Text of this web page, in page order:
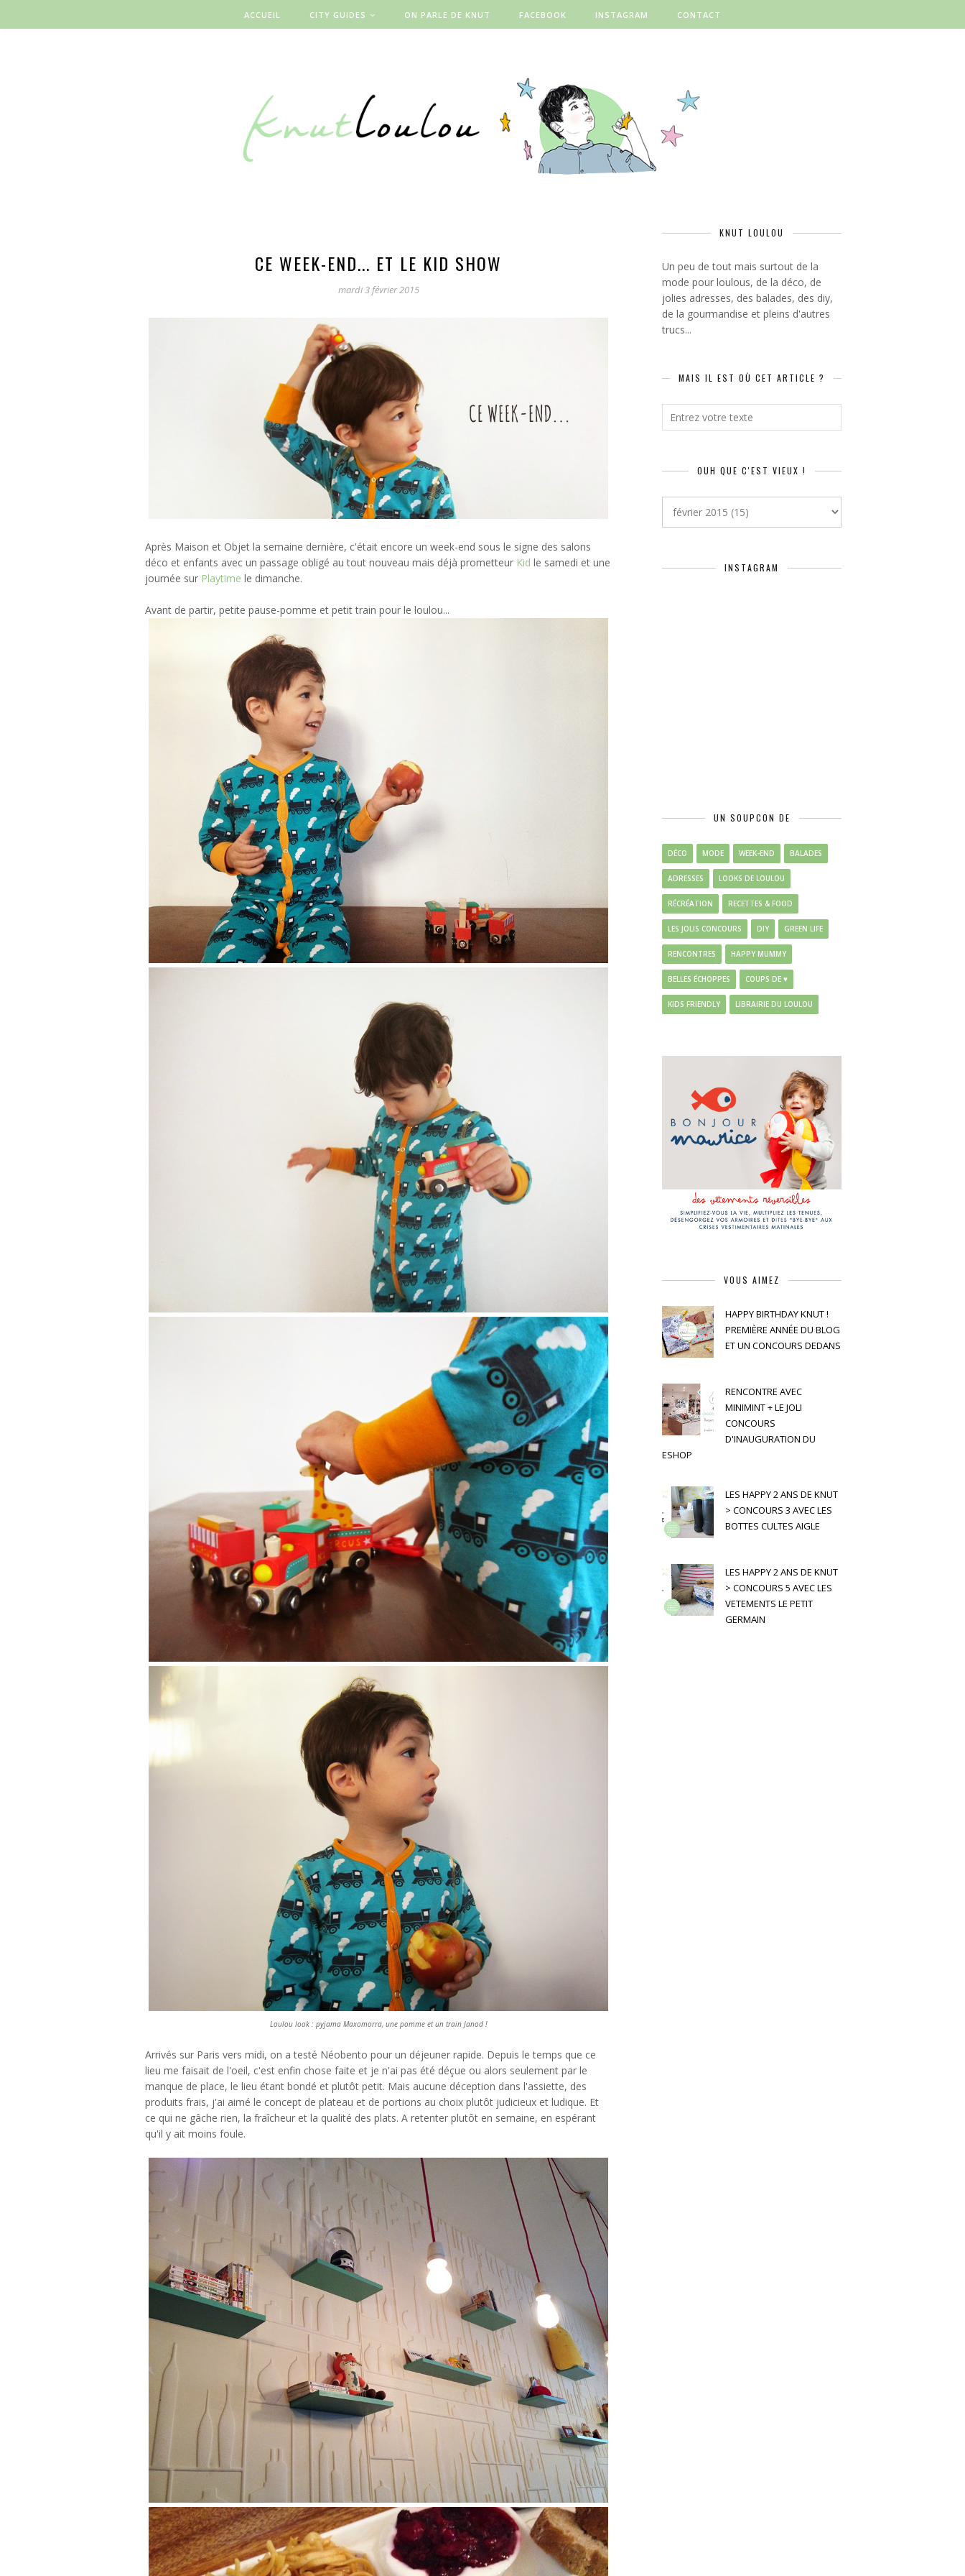
ACCUEIL CITY GUIDES ON PARLE DE KNUT FACEBOOK INSTAGRAM CONTACT
CE WEEK-END... ET LE KID SHOW
mardi 3 février 2015
Après Maison et Objet la semaine dernière, c'était encore un week-end sous le signe des salons
déco et enfants avec un passage obligé au tout nouveau mais déjà prometteur Kid le samedi et une
journée sur Playtime le dimanche.
Avant de partir, petite pause-pomme et petit train pour le loulou...
Loulou look : pyjama Maxomorra, une pomme et un train Janod !
Arrivés sur Paris vers midi, on a testé Néobento pour un déjeuner rapide. Depuis le temps que ce
lieu me faisait de l'oeil, c'est enfin chose faite et je n'ai pas été déçue ou alors seulement par le
manque de place, le lieu étant bondé et plutôt petit. Mais aucune déception dans l'assiette, des
produits frais, j'ai aimé le concept de plateau et de portions au choix plutôt judicieux et ludique. Et
ce qui ne gâche rien, la fraîcheur et la qualité des plats. A retenter plutôt en semaine, en espérant
qu'il y ait moins foule.
KNUT LOULOU
Un peu de tout mais surtout de la
mode pour loulous, de la déco, de
jolies adresses, des balades, des diy,
de la gourmandise et pleins d'autres
trucs...
MAIS IL EST OÙ CET ARTICLE ?
OUH QUE C'EST VIEUX !
INSTAGRAM
UN SOUPCON DE
DÉCO MODE WEEK-END BALADES
ADRESSES LOOKS DE LOULOU
RÉCRÉATION RECETTES & FOOD
LES JOLIS CONCOURS DIY GREEN LIFE
RENCONTRES HAPPY MUMMY
BELLES ÉCHOPPES COUPS DE ♥
KIDS FRIENDLY LIBRAIRIE DU LOULOU
VOUS AIMEZ
HAPPY BIRTHDAY KNUT !
PREMIÈRE ANNÉE DU BLOG
ET UN CONCOURS DEDANS
RENCONTRE AVEC
MINIMINT + LE JOLI
CONCOURS
D'INAUGURATION DU
ESHOP
LES HAPPY 2 ANS DE KNUT
> CONCOURS 3 AVEC LES
BOTTES CULTES AIGLE
LES HAPPY 2 ANS DE KNUT
> CONCOURS 5 AVEC LES
VETEMENTS LE PETIT
GERMAIN